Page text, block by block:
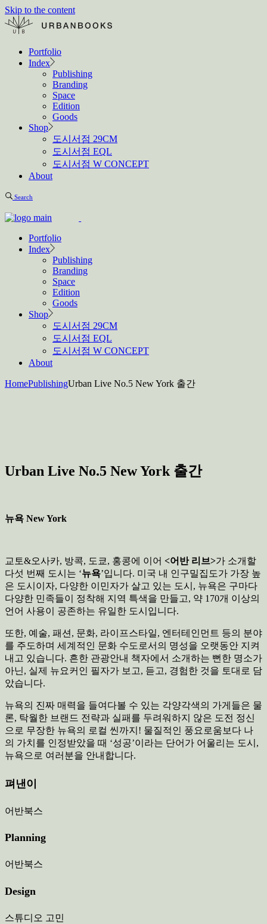
Skip to the content
Portfolio
Index
Publishing
Branding
Space
Edition
Goods
Shop
도시서점 29CM
도시서점 EQL
도시서점 W CONCEPT
About
Search
Portfolio
Index
Publishing
Branding
Space
Edition
Goods
Shop
도시서점 29CM
도시서점 EQL
도시서점 W CONCEPT
About
HomePublishingUrban Live No.5 New York 출간
Urban Live No.5 New York 출간
뉴욕 New York
교토&오사카, 방콕, 도쿄, 홍콩에 이어 <어반 리브>가 소개할
다섯 번째 도시는 ‘뉴욕’입니다. 미국 내 인구밀집도가 가장 높
은 도시이자, 다양한 이민자가 살고 있는 도시, 뉴욕은 구마다
다양한 민족들이 정착해 지역 특색을 만들고, 약 170개 이상의
언어 사용이 공존하는 유일한 도시입니다.
또한, 예술, 패션, 문화, 라이프스타일, 엔터테인먼트 등의 분야
를 주도하며 세계적인 문화 수도로서의 명성을 오랫동안 지켜
내고 있습니다. 흔한 관광안내 책자에서 소개하는 뻔한 명소가
아닌, 실제 뉴요커인 필자가 보고, 듣고, 경험한 것을 토대로 담
았습니다.
뉴욕의 진짜 매력을 들여다볼 수 있는 각양각색의 가게들은 물
론, 탁월한 브랜드 전략과 실패를 두려워하지 않은 도전 정신
으로 무장한 뉴욕의 로컬 씬까지! 물질적인 풍요로움보다 나
의 가치를 인정받았을 때 ‘성공’이라는 단어가 어울리는 도시,
뉴욕으로 여러분을 안내합니다.
펴낸이
어반북스
Planning
어반북스
Design
스튜디오 고민